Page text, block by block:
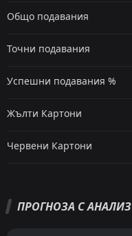
Общо подавания
Точни подавания
Успешни подавания %
Жълти Картони
Червени Картони
ПРОГНОЗА С АНАЛИЗ